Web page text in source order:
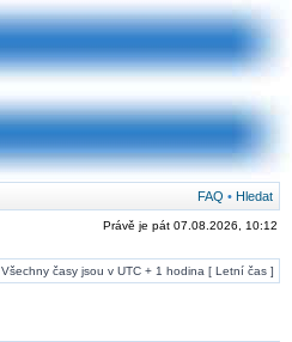
FAQ • Hledat
Právě je pát 07.08.2026, 10:12
Všechny časy jsou v UTC + 1 hodina [ Letní čas ]